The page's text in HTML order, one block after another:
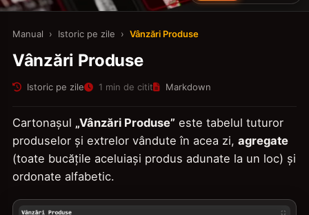
Manual › Istoric pe zile › Vânzări Produse
Vânzări Produse
Istoric pe zile 1 min de citit Markdown
Cartonașul „Vânzări Produse” este tabelul tuturor
produselor și extrelor vândute în acea zi, agregate
(toate bucățile aceluiași produs adunate la un loc) și
ordonate alfabetic.